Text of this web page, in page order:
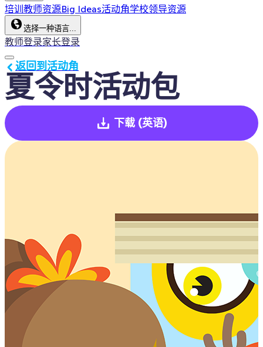
培训 教师资源Big Ideas活动角学校领导资源
选择一种语言...
教师登录家长登录
夏令时活动包
返回到活动角
下载 (英语)